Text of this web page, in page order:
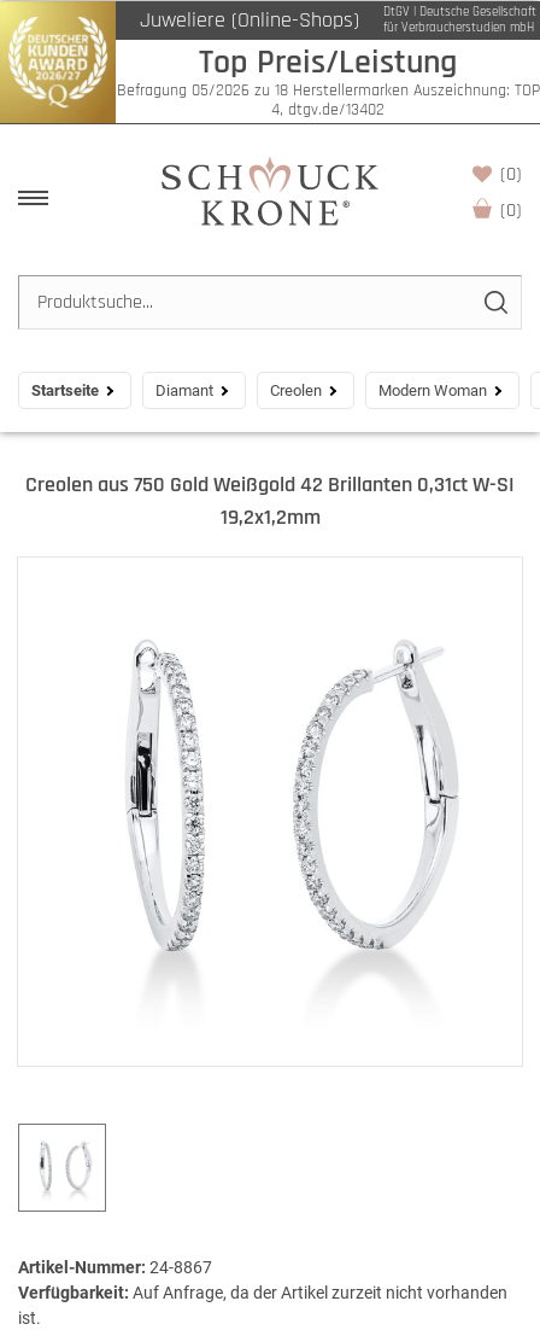
Juweliere (Online-Shops)
DtGV | Deutsche Gesellschaft
für Verbraucherstudien mbH
Top Preis/Leistung
Befragung 05/2026 zu 18 Herstellermarken Auszeichnung: TOP
4, dtgv.de/13402
(0)
(0)
Startseite Diamant Creolen Modern Woman
Creolen aus 750 Gold Weißgold 42 Brillanten 0,31ct W-SI
19,2x1,2mm
Artikel-Nummer: 24-8867
Verfügbarkeit: Auf Anfrage, da der Artikel zurzeit nicht vorhanden
ist.